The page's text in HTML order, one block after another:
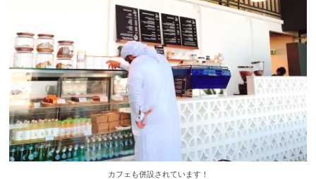
カフェも併設されています！